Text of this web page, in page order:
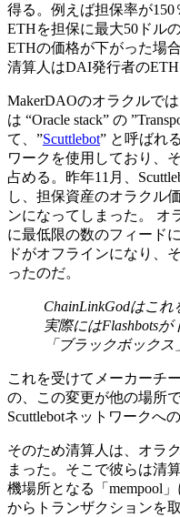
得る。例えば担保率が
ETHを担保に最大50ドル
ETHの価格が下がった場
清算人はDAI発行者のETH
MakerDAOのオラクルでは
は “Oracle stack” の
て、”Scuttlebot” と呼ばれ
ワークを使用しており、
占める。昨年11月、
し、担保資産のオラクル
ンになってしまった。 オ
に最低限の数のフィード
ドがオフラインになり、
ったのだ。
ChainLinkGodはこれ
実際にはFlashbots
「ブラックボックス
これを受けてメーカーチ
の、この変更が他の場所
Scuttlebotネットワークへ
そのため清算人は、オラ
まった。そこで彼らは清
機場所となる「mempool
からトランザクションを